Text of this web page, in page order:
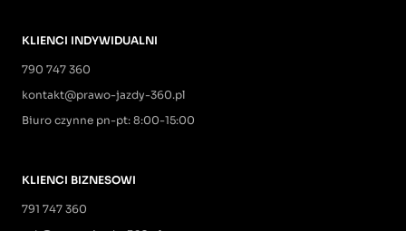
KLIENCI INDYWIDUALNI
790 747 360
kontakt@prawo-jazdy-360.pl
Biuro czynne pn-pt: 8:00-15:00
KLIENCI BIZNESOWI
791 747 360